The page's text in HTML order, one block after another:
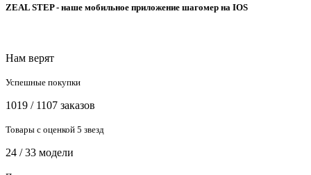
ZEAL STEP - наше мобильное приложение шагомер на IOS
Нам верят
Успешные покупки
1019 / 1107 заказов
Товары с оценкой 5 звезд
24 / 33 модели